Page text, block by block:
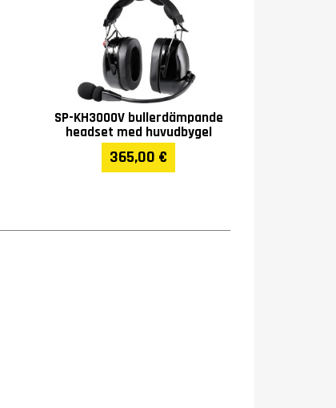
SP-KH3000V bullerdämpande
headset med huvudbygel
365,00 €